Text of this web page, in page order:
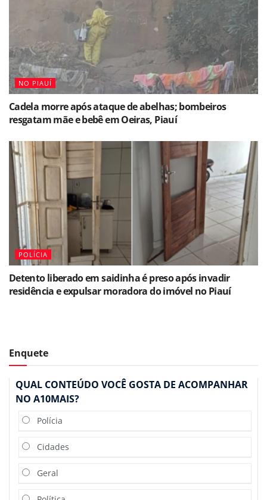
NO PIAUÍ
Cadela morre após ataque de abelhas; bombeiros
resgatam mãe e bebê em Oeiras, Piauí
POLÍCIA
Detento liberado em saidinha é preso após invadir
residência e expulsar moradora do imóvel no Piauí
Enquete
QUAL CONTEÚDO VOCÊ GOSTA DE ACOMPANHAR
NO A10MAIS?
Polícia
Cidades
Geral